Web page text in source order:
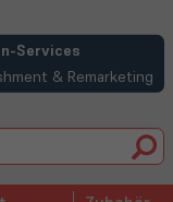
Services
& Remarketing